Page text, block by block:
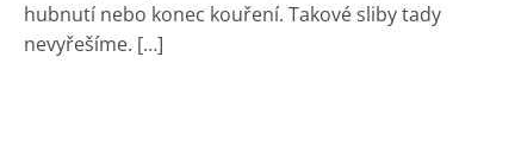
hubnutí nebo konec kouření. Takové sliby tady
nevyřešíme. […]